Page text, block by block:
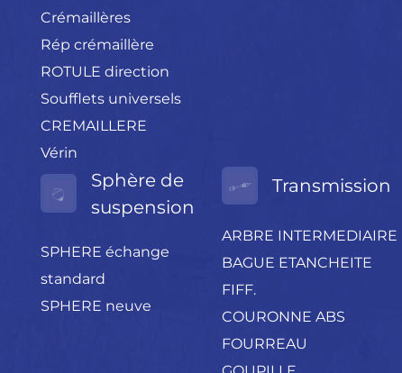
Crémaillères
Rép crémaillère
ROTULE direction
Soufflets universels
CREMAILLERE
Vérin
Sphère de
suspension
SPHERE échange
standard
SPHERE neuve
Transmission
ARBRE INTERMEDIAIRE
BAGUE ETANCHEITE
FIFF.
COURONNE ABS
FOURREAU